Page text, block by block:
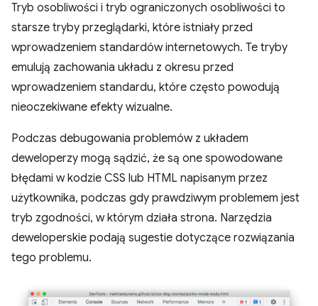
Tryb osobliwości i tryb ograniczonych osobliwości to
starsze tryby przeglądarki, które istniały przed
wprowadzeniem standardów internetowych. Te tryby
emulują zachowania układu z okresu przed
wprowadzeniem standardu, które często powodują
nieoczekiwane efekty wizualne.
Podczas debugowania problemów z układem
deweloperzy mogą sądzić, że są one spowodowane
błędami w kodzie CSS lub HTML napisanym przez
użytkownika, podczas gdy prawdziwym problemem jest
tryb zgodności, w którym działa strona. Narzędzia
deweloperskie podają sugestie dotyczące rozwiązania
tego problemu.